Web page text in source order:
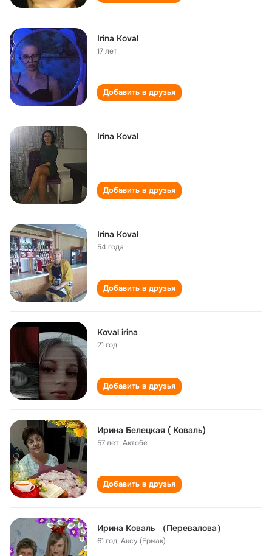
Irina Koval
17 лет
Добавить в друзья
Irina Koval
Добавить в друзья
Irina Koval
54 года
Добавить в друзья
Koval irina
21 год
Добавить в друзья
Ирина Белецкая ( Коваль)
57 лет,Актобе
Добавить в друзья
Ирина Коваль （Перевалова）
61 год,Аксу (Ермак)